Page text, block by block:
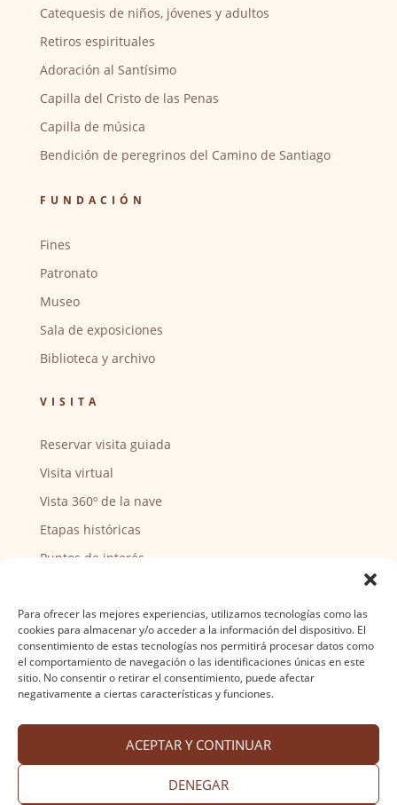
Para ofrecer las mejores experiencias, utilizamos tecnologías como las
cookies para almacenar y/o acceder a la información del dispositivo. El
consentimiento de estas tecnologías nos permitirá procesar datos como
el comportamiento de navegación o las identificaciones únicas en este
sitio. No consentir o retirar el consentimiento, puede afectar
negativamente a ciertas características y funciones.
ACEPTAR Y CONTINUAR
DENEGAR
Catequesis de niños, jóvenes y adultos
Retiros espirituales
Adoración al Santísimo
Capilla del Cristo de las Penas
Capilla de música
Bendición de peregrinos del Camino de Santiago
FUNDACIÓN
Fines
Patronato
Museo
Sala de exposiciones
Biblioteca y archivo
VISITA
Reservar visita guiada
Visita virtual
Vista 360º de la nave
Etapas históricas
Puntos de interés
Actividades y horarios
Ser voluntario
Política de privacidad·Política de
cookies·Accesibilidad
Diseño web Nuntium Comunicación